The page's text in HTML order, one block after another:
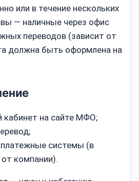
или в течение нескольких
— наличные через офис
переводов (зависит от
должна быть оформлена на
кабинет на сайте МФО;
системы (в
компании).